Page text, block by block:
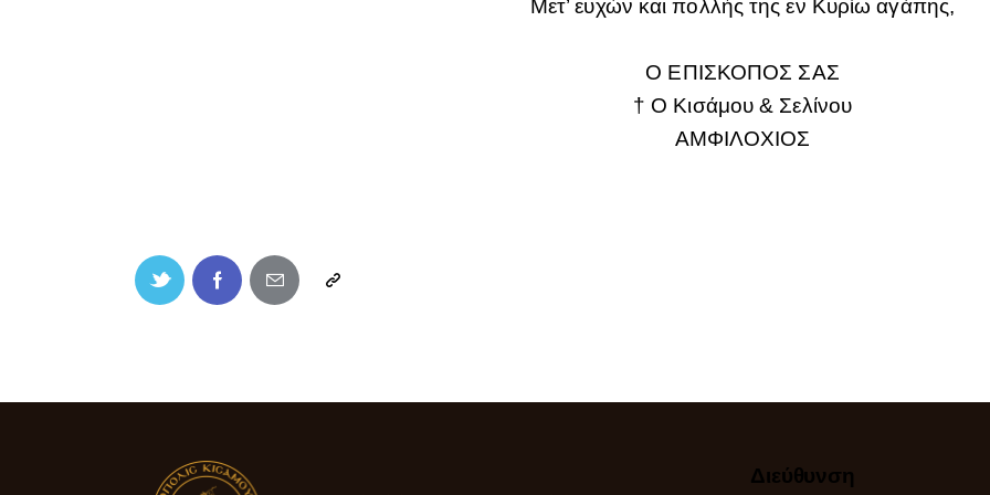
Μετ’ ευχών και πολλής της εν Κυρίω αγάπης,
Ο ΕΠΙΣΚΟΠΟΣ ΣΑΣ
† Ο Κισάμου & Σελίνου
ΑΜΦΙΛΟΧΙΟΣ
Διεύθυνση